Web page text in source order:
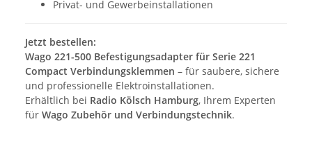
Privat- und Gewerbeinstallationen
Jetzt bestellen:
Wago 221-500 Befestigungsadapter für Serie 221
Compact Verbindungsklemmen – für saubere, sichere
und professionelle Elektroinstallationen.
Erhältlich bei Radio Kölsch Hamburg, Ihrem Experten
für Wago Zubehör und Verbindungstechnik.